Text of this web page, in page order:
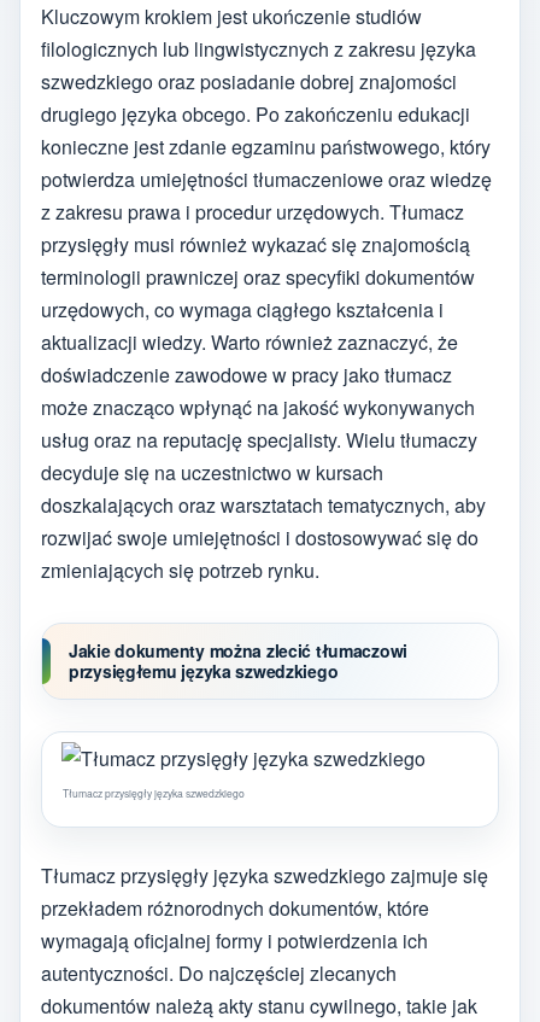
Kluczowym krokiem jest ukończenie studiów
filologicznych lub lingwistycznych z zakresu języka
szwedzkiego oraz posiadanie dobrej znajomości
drugiego języka obcego. Po zakończeniu edukacji
konieczne jest zdanie egzaminu państwowego, który
potwierdza umiejętności tłumaczeniowe oraz wiedzę
z zakresu prawa i procedur urzędowych. Tłumacz
przysięgły musi również wykazać się znajomością
terminologii prawniczej oraz specyfiki dokumentów
urzędowych, co wymaga ciągłego kształcenia i
aktualizacji wiedzy. Warto również zaznaczyć, że
doświadczenie zawodowe w pracy jako tłumacz
może znacząco wpłynąć na jakość wykonywanych
usług oraz na reputację specjalisty. Wielu tłumaczy
decyduje się na uczestnictwo w kursach
doszkalających oraz warsztatach tematycznych, aby
rozwijać swoje umiejętności i dostosowywać się do
zmieniających się potrzeb rynku.
Jakie dokumenty można zlecić tłumaczowi
przysięgłemu języka szwedzkiego
Tłumacz przysięgły języka szwedzkiego
Tłumacz przysięgły języka szwedzkiego zajmuje się
przekładem różnorodnych dokumentów, które
wymagają oficjalnej formy i potwierdzenia ich
autentyczności. Do najczęściej zlecanych
dokumentów należą akty stanu cywilnego, takie jak